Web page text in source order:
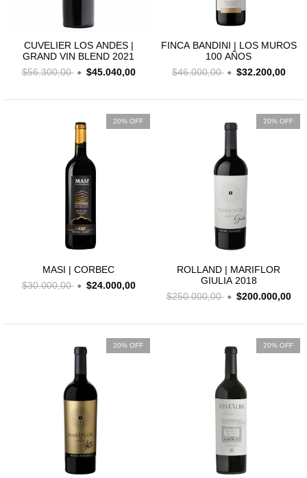
CUVELIER LOS ANDES |
GRAND VIN BLEND 2021
$56.300,00
$45.040,00
FINCA BANDINI | LOS MUROS
100 AÑOS
$46.000,00
$32.200,00
20% OFF
MASI | CORBEC
$30.000,00
$24.000,00
20% OFF
ROLLAND | MARIFLOR
GIULIA 2018
$250.000,00
$200.000,00
20% OFF 20% OFF